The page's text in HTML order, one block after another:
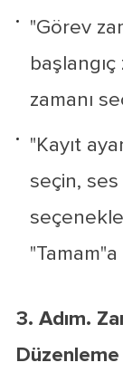
"Görev
zamanı
"Kayıt
seçin,
"Tamam"a
3. Adım.